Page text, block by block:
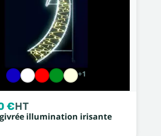
+1
€HT
givrée illumination irisante